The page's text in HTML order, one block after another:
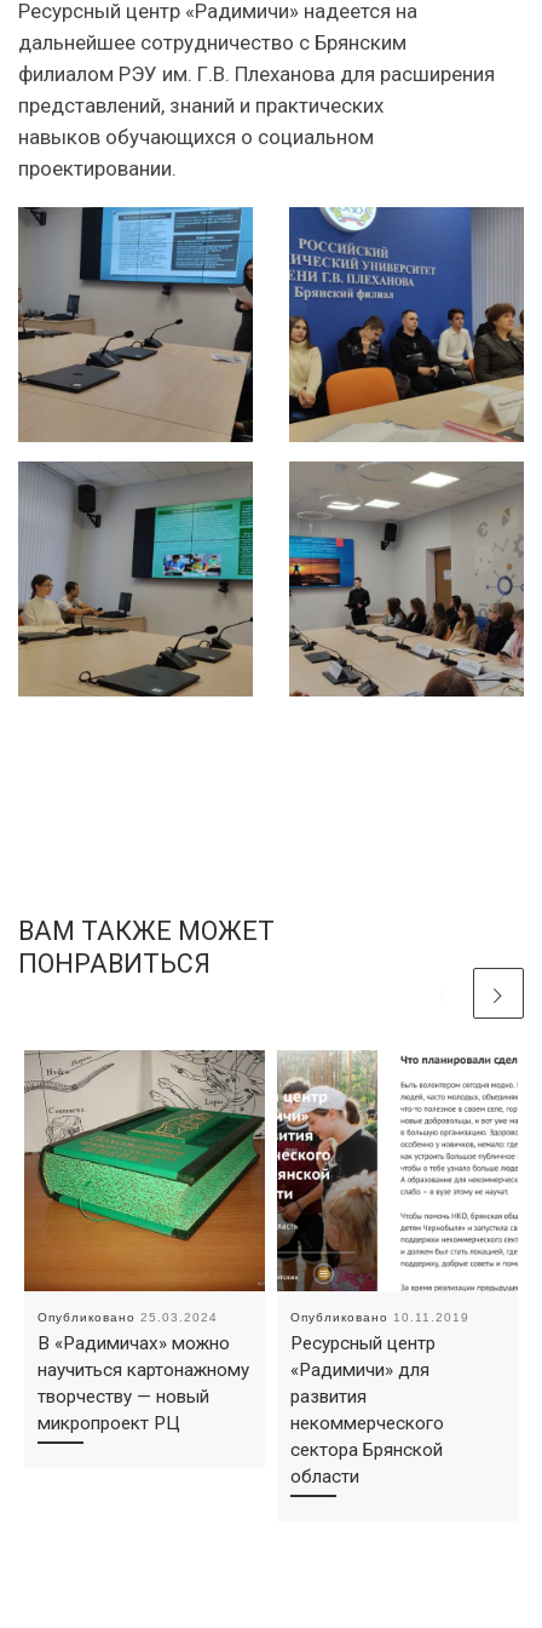
Ресурсный центр «Радимичи» надеется на
дальнейшее сотрудничество с Брянским
филиалом РЭУ им. Г.В. Плеханова для расширения
представлений, знаний и практических
навыков обучающихся о социальном
проектировании.
ВАМ ТАКЖЕ МОЖЕТ
ПОНРАВИТЬСЯ
Опубликовано 25.03.2024
В «Радимичах» можно
научиться картонажному
творчеству — новый
микропроект РЦ
Опубликовано 10.11.2019
Ресурсный центр
«Радимичи» для
развития
некоммерческого
сектора Брянской
области